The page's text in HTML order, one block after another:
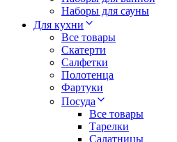
Наборы для сауны
Для кухни
Все товары
Скатерти
Салфетки
Полотенца
Фартуки
Посуда
Все товары
Тарелки
Салатницы